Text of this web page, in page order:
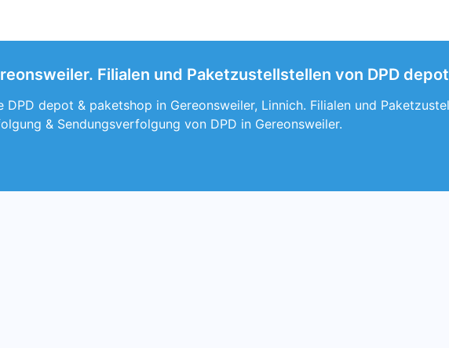
Filialen und Paketzustellstellen von DPD
DPD depot & paketshop in Gereonsweiler, Linnich. Filialen und
& Sendungsverfolgung von DPD in Gereonsweiler.